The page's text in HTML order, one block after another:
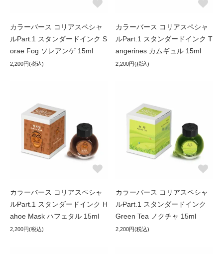
カラーバース コリアスペシャ
ルPart.1 スタンダードインク S
orae Fog ソレアンゲ 15ml
2,200円(税込)
カラーバース コリアスペシャ
ルPart.1 スタンダードインク T
angerines カムギュル 15ml
2,200円(税込)
カラーバース コリアスペシャ
ルPart.1 スタンダードインク H
ahoe Mask ハフェタル 15ml
2,200円(税込)
カラーバース コリアスペシャ
ルPart.1 スタンダードインク
Green Tea ノクチャ 15ml
2,200円(税込)